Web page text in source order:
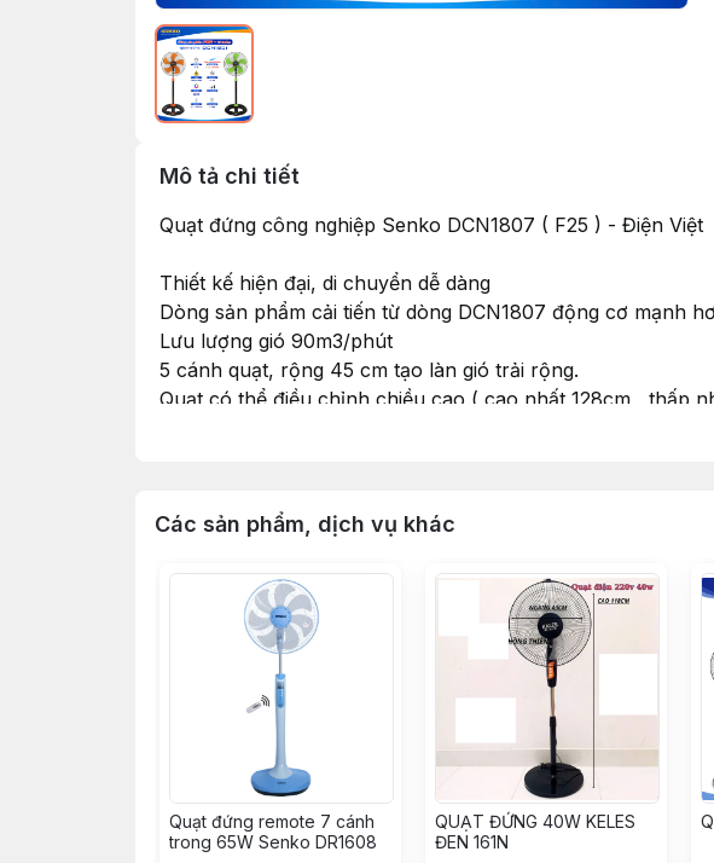
Mô tả chi tiết
Quạt đứng công nghiệp Senko DCN1807 ( F25 ) - Điện Việt
Thiết kế hiện đại, di chuyển dễ dàng
Dòng sản phẩm cải tiến từ dòng DCN1807 động cơ mạnh
Lưu lượng gió 90m3/phút
5 cánh quạt, rộng 45 cm tạo làn gió trải rộng.
Quạt có thể điều chỉnh chiều cao ( cao nhất 128cm , thấp
Các sản phẩm, dịch vụ khác
Quạt đứng remote 7 cánh
trong 65W Senko DR1608
QUẠT ĐỨNG 40W KELES
ĐEN 161N